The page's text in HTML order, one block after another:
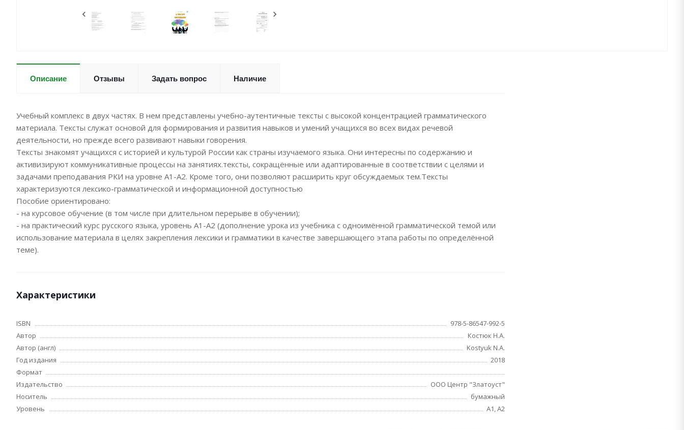
Описание Отзывы Задать вопрос Наличие
Учебный комплекс в двух частях. В нем представлены учебно-аутентичные тексты с высокой концентрацией грамматического
материала. Тексты служат основой для формирования и развития навыков и умений учащихся во всех видах речевой
деятельности, но прежде всего развивают навыки говорения.
Тексты знакомят учащихся с историей и культурой России как страны изучаемого языка. Они интересны по содержанию и
активизируют коммуникативные процессы на занятиях.тексты, сокращённые или адаптированные в соответствии с целями и
задачами преподавания РКИ на уровне А1-А2. Кроме того, они позволяют расширить круг обсуждаемых тем.Тексты
характеризуются лексико-грамматической и информационной доступностью
Пособие ориентировано:
- на курсовое обучение (в том числе при длительном перерыве в обучении);
- на практический курс русского языка, уровень А1-А2 (дополнение урока из учебника с одноимённой грамматической темой или
использование материала в целях закрепления лексики и грамматики в качестве завершающего этапа работы по определённой
теме).
Характеристики
ISBN
978-5-86547-992-5
Автор
Костюк Н.А.
Автор (англ)
Kostyuk N.A.
Год издания
2018
Формат
Издательство
ООО Центр "Златоуст"
Носитель
бумажный
Уровень
A1, A2